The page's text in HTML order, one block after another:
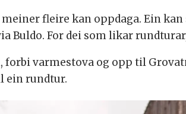
fleire kan oppdaga. Ein
Buldo. For dei som likar
forbi varmestova og opp til
ein rundtur.